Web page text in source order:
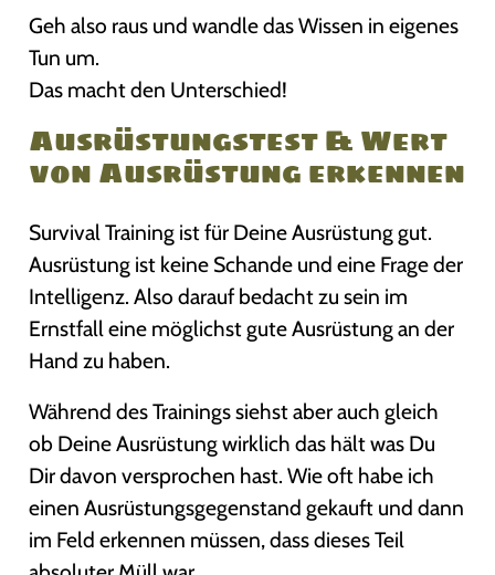
Geh also raus und wandle das Wissen in eigenes
Tun um.
Das macht den Unterschied!
Ausrüstungstest & Wert
von Ausrüstung erkennen
Survival Training ist für Deine Ausrüstung gut.
Ausrüstung ist keine Schande und eine Frage der
Intelligenz. Also darauf bedacht zu sein im
Ernstfall eine möglichst gute Ausrüstung an der
Hand zu haben.
Während des Trainings siehst aber auch gleich
ob Deine Ausrüstung wirklich das hält was Du
Dir davon versprochen hast. Wie oft habe ich
einen Ausrüstungsgegenstand gekauft und dann
im Feld erkennen müssen, dass dieses Teil